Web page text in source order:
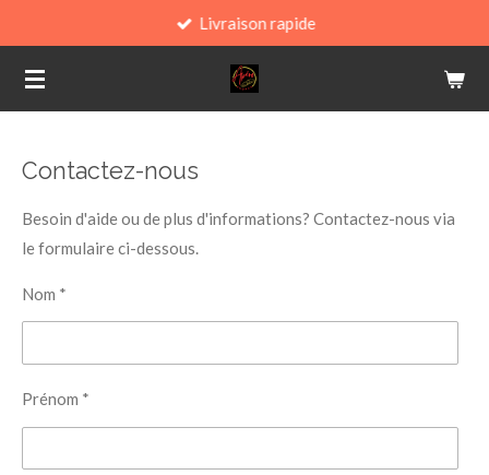
contenu
principal
Livraison rapide
Contactez-nous
Besoin d'aide ou de plus d'informations? Contactez-nous via
le formulaire ci-dessous.
Nom *
Prénom *